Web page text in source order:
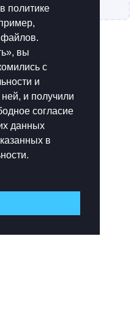
политике
файлов.
вы
с
и
и получили
согласие
данных
в